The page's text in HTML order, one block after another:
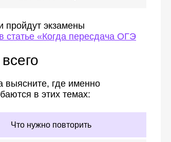
пройдут экзамены
в статье «Когда пересдача ОГЭ
выясните, где именно
в этих темах:
Что нужно повторить